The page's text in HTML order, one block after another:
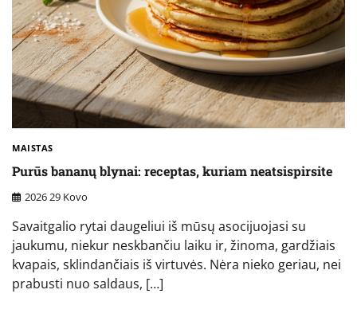
MAISTAS
Purūs bananų blynai: receptas, kuriam neatsispirsite
2026 29 Kovo
Savaitgalio rytai daugeliui iš mūsų asocijuojasi su
jaukumu, niekur neskbančiu laiku ir, žinoma, gardžiais
kvapais, sklindančiais iš virtuvės. Nėra nieko geriau, nei
prabusti nuo saldaus, […]